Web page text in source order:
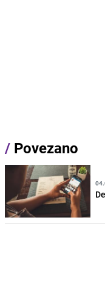
/ Povezano